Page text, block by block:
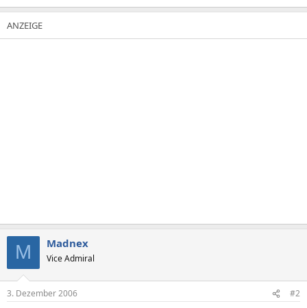
M Madnex
Vice Admiral
3. Dezember 2006 #2